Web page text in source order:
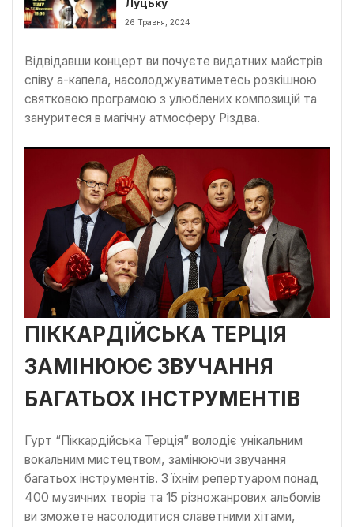
Луцьку
26 Травня, 2024
Відвідавши концерт ви почуєте видатних майстрів
співу а-капела, насолоджуватиметесь розкішною
святковою програмою з улюблених композицій та
зануритеся в магічну атмосферу Різдва.
ПІККАРДІЙСЬКА ТЕРЦІЯ
ЗАМІНЮЮЄ ЗВУЧАННЯ
БАГАТЬОХ ІНСТРУМЕНТІВ
Гурт “Піккардійська Терція” володіє унікальним
вокальним мистецтвом, замінюючи звучання
багатьох інструментів. З їхнім репертуаром понад
400 музичних творів та 15 різножанрових альбомів
ви зможете насолодитися славетними хітами,